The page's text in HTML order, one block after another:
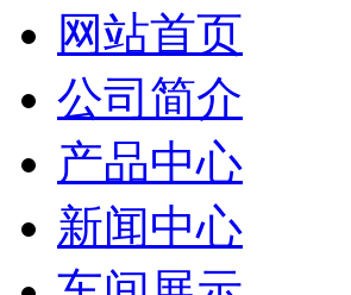
网站首页
公司简介
产品中心
新闻中心